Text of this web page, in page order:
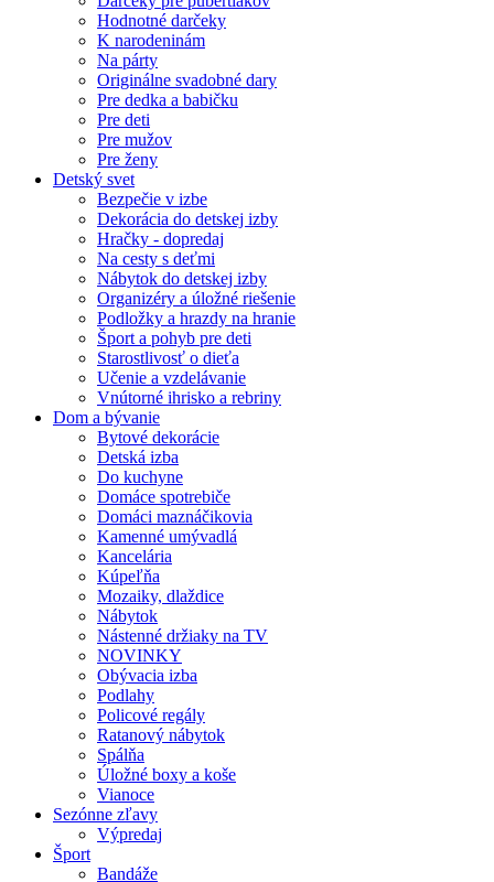
Hodnotné darčeky
K narodeninám
Na párty
Originálne svadobné dary
Pre dedka a babičku
Pre deti
Pre mužov
Pre ženy
Detský svet
Bezpečie v izbe
Dekorácia do detskej izby
Hračky - dopredaj
Na cesty s deťmi
Nábytok do detskej izby
Organizéry a úložné riešenie
Podložky a hrazdy na hranie
Šport a pohyb pre deti
Starostlivosť o dieťa
Učenie a vzdelávanie
Vnútorné ihrisko a rebriny
Dom a bývanie
Bytové dekorácie
Detská izba
Do kuchyne
Domáce spotrebiče
Domáci maznáčikovia
Kamenné umývadlá
Kancelária
Kúpeľňa
Mozaiky, dlaždice
Nábytok
Nástenné držiaky na TV
NOVINKY
Obývacia izba
Podlahy
Policové regály
Ratanový nábytok
Spálňa
Úložné boxy a koše
Vianoce
Sezónne zľavy
Výpredaj
Šport
Bandáže